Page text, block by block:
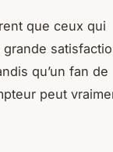
que ceux qui
qu’un fan de
peut